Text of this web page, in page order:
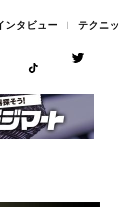
ンタビュー テクニ